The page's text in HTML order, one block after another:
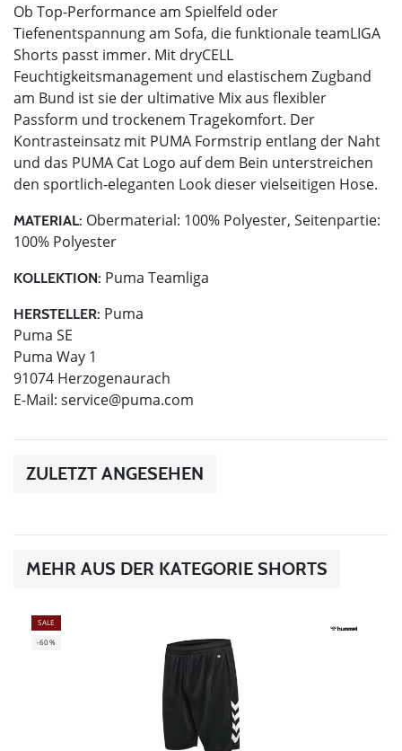
Ob Top-Performance am Spielfeld oder
Tiefenentspannung am Sofa, die funktionale teamLIGA
Shorts passt immer. Mit dryCELL
Feuchtigkeitsmanagement und elastischem Zugband
am Bund ist sie der ultimative Mix aus flexibler
Passform und trockenem Tragekomfort. Der
Kontrasteinsatz mit PUMA Formstrip entlang der Naht
und das PUMA Cat Logo auf dem Bein unterstreichen
den sportlich-eleganten Look dieser vielseitigen Hose.
MATERIAL: Obermaterial: 100% Polyester, Seitenpartie:
100% Polyester
KOLLEKTION: Puma Teamliga
HERSTELLER: Puma
Puma SE
Puma Way 1
91074 Herzogenaurach
E-Mail: service@puma.com
ZULETZT ANGESEHEN
MEHR AUS DER KATEGORIE SHORTS
SALE
-60%